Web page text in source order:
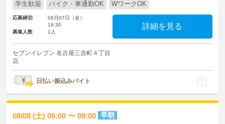
学生歓迎
バイク・車通勤OK WワークOK
応募締切
08月07日（金）
16:30
募集人数
1人
詳細を見る
セブンイレブン 名古屋三吉町４丁目
店
日払い振込みバイト
08/08 (土) 06:00 〜 09:00 早朝